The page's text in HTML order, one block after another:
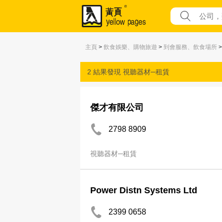
主頁 > 飲食娛樂、購物旅遊 > 到會服務、飲食場所
2 結果發現 視聽器材─租賃
傑才有限公司
2798 8909
視聽器材─租賃
Power Distn Systems Ltd
2399 0658